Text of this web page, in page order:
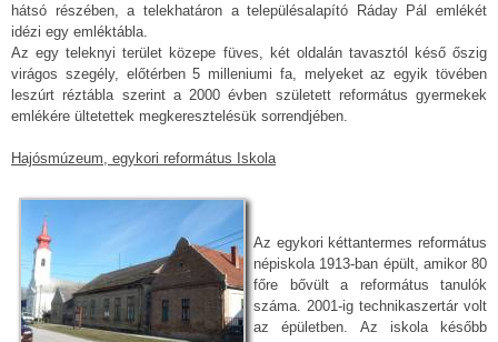
hátsó részében, a telekhatáron a településalapító Ráday Pál emlékét
idézi egy emléktábla.
Az egy teleknyi terület közepe füves, két oldalán tavasztól késő őszig
virágos szegély, előtérben 5 milleniumi fa, melyeket az egyik tövében
leszúrt réztábla szerint a 2000 évben született református gyermekek
emlékére ültetettek megkeresztelésük sorrendjében.
Hajósmúzeum, egykori református Iskola
Az egykori kéttantermes református
népiskola 1913-ban épült, amikor 80
főre bővült a református tanulók
száma. 2001-ig technikaszertár volt
az épületben. Az iskola később